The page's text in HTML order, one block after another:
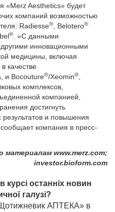
«Merz Aesthetics» будет
компаний возможностью
Radiesse® , Belotero®
®
. «С данными
инновационными
медицины, включая
качестве
и Bocouture®/Xeomin®
комплексов,
компанией,
достигнуть
результатов и повышения
компания в пресс-
материалам www.merz.com;
investor.bioform.com
курсі останніх новин
галузі?
АПТЕКА» в